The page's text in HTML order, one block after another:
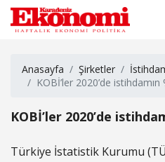
Anasayfa Şirketler
KOBİ’ler 2020’de
KOBİ’ler 2020’de
Türkiye İstatistik Kurumu